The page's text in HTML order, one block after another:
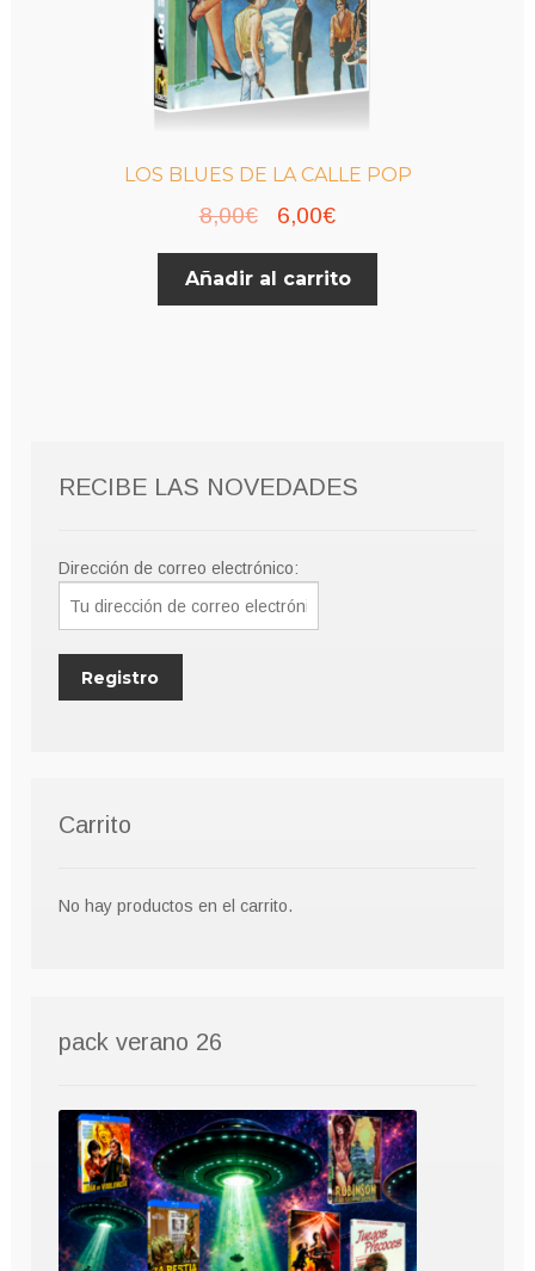
LOS BLUES DE LA CALLE POP
8,00€
El
precio
original
6,00€El
precio
actual
Añadir al carrito
RECIBE LAS NOVEDADES
Dirección de correo electrónico:
Carrito
No hay productos en el carrito.
pack verano 26